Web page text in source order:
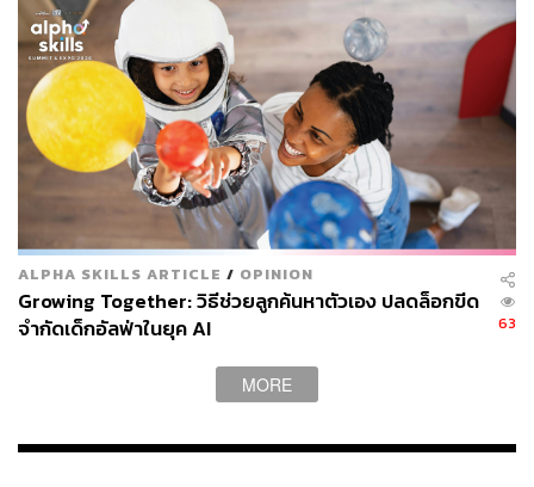
พัฒนาเศรษฐกิจและสังคมแห่งชาติ ฉบับที่ 13 หมุดหมายที่ 9
ไทยมีความยากจนข้ามรุ่นลดลง และหมุดหมายที่ 12 ไทยมี
กำลังคนสมรรถนะสูง มุ่งเรียนรู้อย่างต่อเนื่อง ตอบโจทย์การ
พัฒนาแห่งอนาคต
คณะกรรมการบริหาร กสศ. จึงได้เสนอเรื่องต่อคณะรัฐมนตรี
เพื่อพิจารณาแผนการใช้เงินประจำปีงบประมาณ พ.ศ. 2567
วงเงินงบประมาณจำนวน 7,985,786,100 บาท เพื่อลดผลกระ
ทบทางการศึกษาได้อย่างมีประสิทธิภาพ โดย กสศ. ได้เตรียม
แผนเพิ่มอัตราเงินอุดหนุนทุนเสมอภาคให้กับนักเรียนยากจน
พิเศษ 1.3 ล้านคน เพื่อให้สอดคล้องกับค่าครองชีพประชาชน
และอัตราเงินเฟ้อต่อไป
ประยุทธ์ จันทร์โอชา
การศึกษาไทย
ไกรยส ภัทราวาท
ALPHA SKILLS ARTICLE / OPINION
Growing Together: วิธีช่วยลูกค้นหาตัวเอง ปลดล็อกขีด
จำกัดเด็กอัลฟ่าในยุค AI
63
MORE